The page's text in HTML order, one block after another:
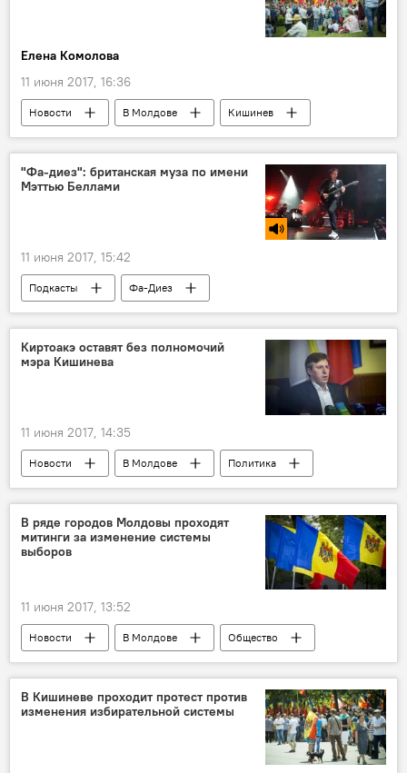
Елена Комолова
11 июня 2017, 16:36
Новости В Молдове
Кишинев
Республика Молдова
оппозиция
протест
"Фа-диез": британская муза по имени
Мэттью Беллами
11 июня 2017, 15:42
Подкасты
Фа-Диез
Мэттью Беллами
Киртоакэ оставят без полномочий
мэра Кишинева
11 июня 2017, 14:35
Новости В Молдове
Политика
Республика Молдова
Кишинев
полномочия
В ряде городов Молдовы проходят
митинги за изменение системы
выборов
11 июня 2017, 13:52
Новости В Молдове
Общество
Республика Молдова
избирательная система
протест
В Кишиневе проходит протест против
изменения избирательной системы